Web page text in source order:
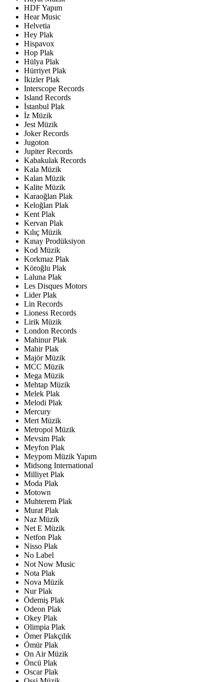
HDF Yapım
Hear Music
Helvetia
Hey Plak
Hispavox
Hop Plak
Hülya Plak
Hürriyet Plak
İkizler Plak
Interscope Records
Island Records
İstanbul Plak
İz Müzik
Jest Müzik
Joker Records
Jugoton
Jupiter Records
Kabakulak Records
Kala Müzik
Kalan Müzik
Kalite Müzik
Karaoğlan Plak
Keloğlan Plak
Kent Plak
Kervan Plak
Kılıç Müzik
Kınay Prodüksiyon
Kod Müzik
Korkmaz Plak
Köroğlu Plak
Laluna Plak
Les Disques Motors
Lider Plak
Lin Records
Lioness Records
Lirik Müzik
London Records
Mahinur Plak
Mahir Plak
Majör Müzik
MCC Müzik
Mega Müzik
Mehtap Müzik
Melek Plak
Melodi Plak
Mercury
Mert Müzik
Metropol Müzik
Mevsim Plak
Meyfon Plak
Meypom Müzik Yapım
Midsong International
Milliyet Plak
Moda Plak
Motown
Muhterem Plak
Murat Plak
Naz Müzik
Net E Müzik
Netfon Plak
Nisso Plak
No Label
Not Now Music
Nota Plak
Nova Müzik
Nur Plak
Ödemiş Plak
Odeon Plak
Okey Plak
Olimpia Plak
Ömer Plakçılık
Ömür Plak
On Air Müzik
Öncü Plak
Oscar Plak